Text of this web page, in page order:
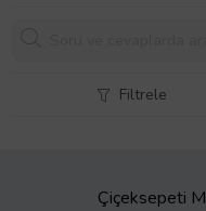
Filtrele
Çiçeksepeti